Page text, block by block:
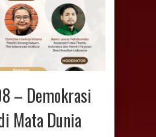
– Demokrasi
Mata Dunia